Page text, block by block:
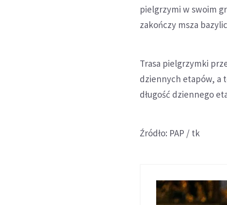
pielgrzymi w swoim
zakończy msza
Trasa pielgrzymki
dziennych etapów, a
długość dziennego
Źródło: PAP / tk